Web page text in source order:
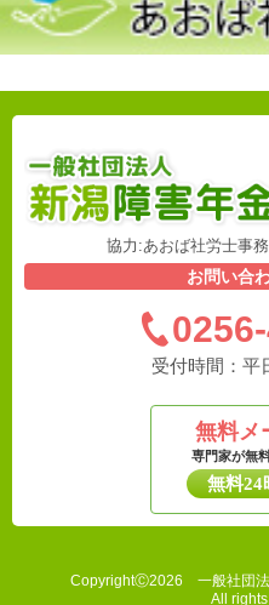
協力:あおば社労士事
お問い合
受付時間： 平
無料メ
専門家が無
無料24
CopyrightⒸ2026 一般社団
All